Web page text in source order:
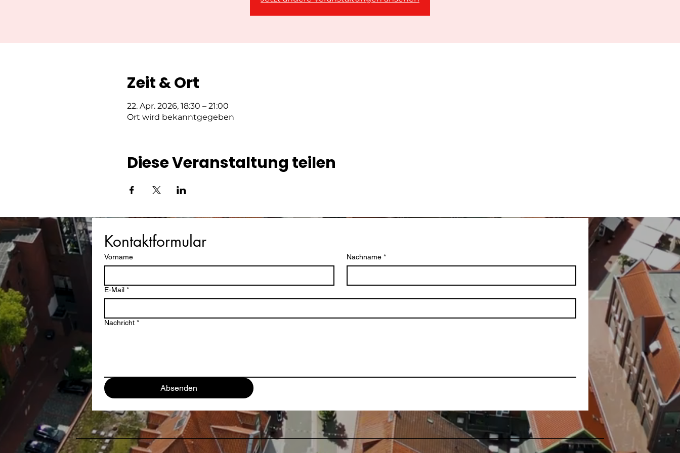
Zeit & Ort
22. Apr. 2026, 18:30 – 21:00
Ort wird bekanntgegeben
Diese Veranstaltung teilen
Kontaktformular
Vorname Nachname *
E-Mail *
Nachricht *
Absenden